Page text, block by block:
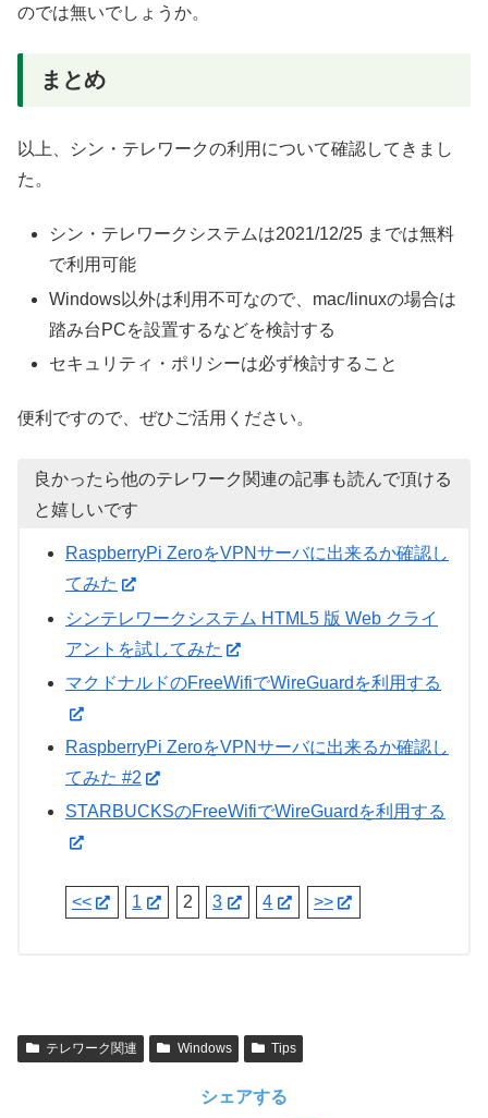
のでは無いでしょうか。
まとめ
以上、シン・テレワークの利用について確認してきまし
た。
シン・テレワークシステムは2021/12/25 までは無料
で利用可能
Windows以外は利用不可なので、mac/linuxの場合は
踏み台PCを設置するなどを検討する
セキュリティ・ポリシーは必ず検討すること
便利ですので、ぜひご活用ください。
良かったら他のテレワーク関連の記事も読んで頂ける
と嬉しいです
RaspberryPi ZeroをVPNサーバに出来るか確認し
てみた
シンテレワークシステム HTML5 版 Web クライ
アントを試してみた
マクドナルドのFreeWifiでWireGuardを利用する
RaspberryPi ZeroをVPNサーバに出来るか確認し
てみた #2
STARBUCKSのFreeWifiでWireGuardを利用する
<< 1 2 3 4 >>
テレワーク関連 Windows Tips
シェアする